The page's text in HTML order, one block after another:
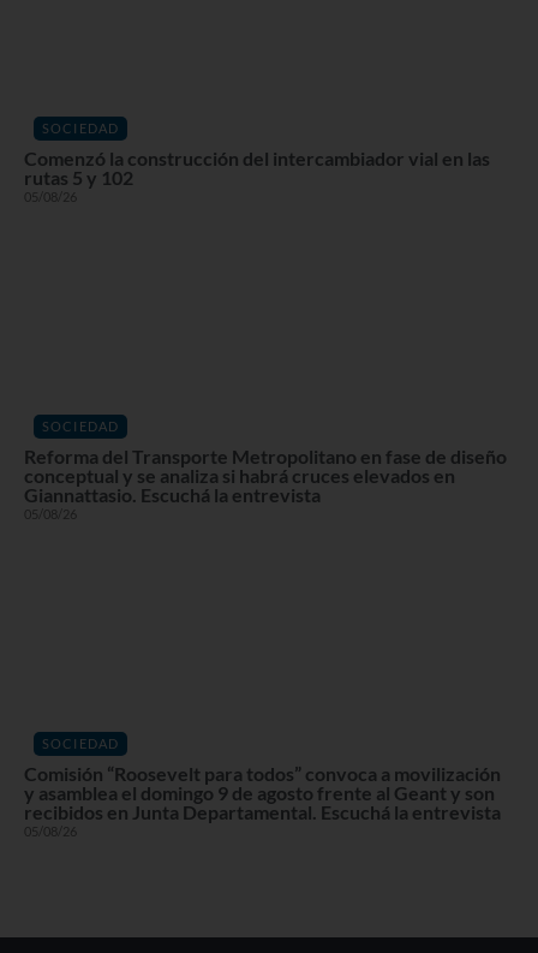
SOCIEDAD
Comenzó la construcción del intercambiador vial en las
rutas 5 y 102
05/08/26
SOCIEDAD
Reforma del Transporte Metropolitano en fase de diseño
conceptual y se analiza si habrá cruces elevados en
Giannattasio. Escuchá la entrevista
05/08/26
SOCIEDAD
Comisión “Roosevelt para todos” convoca a movilización
y asamblea el domingo 9 de agosto frente al Geant y son
recibidos en Junta Departamental. Escuchá la entrevista
05/08/26